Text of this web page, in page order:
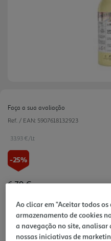
Faça a sua avaliação
Ref. / EAN: 5907618132923
33.93 €/Lt
-25%
Price reduced from
6,79 €to
Promoção:de 2/8/2026 a 16/8/2026
Notas de preparação
Ao clicar em "Aceitar todos os
armazenamento de cookies
a navegação no site,
nossas iniciativas de